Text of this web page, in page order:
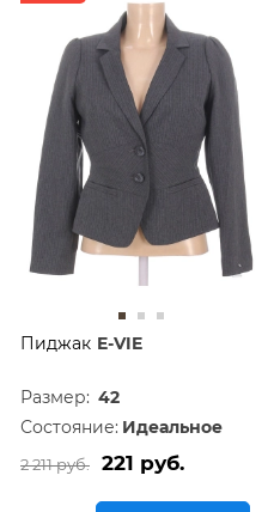
Пиджак E-VIE
Размер: 42
Состояние: Идеальное
2 211 руб. 221 руб.